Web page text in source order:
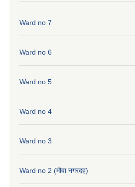
Ward no 7
Ward no 6
Ward no 5
Ward no 4
Ward no 3
Ward no 2 (मौवा नगरदह)